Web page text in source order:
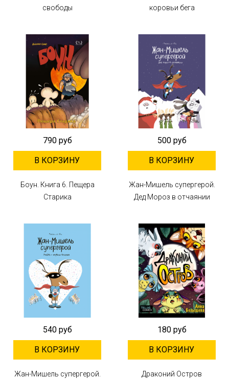
свободы
коровьи бега
790 руб
В КОРЗИНУ
Боун. Книга 6. Пещера
Старика
500 руб
В КОРЗИНУ
Жан-Мишель супергерой.
Дед Мороз в отчаянии
540 руб
В КОРЗИНУ
Жан-Мишель супергерой.
180 руб
В КОРЗИНУ
Драконий Остров